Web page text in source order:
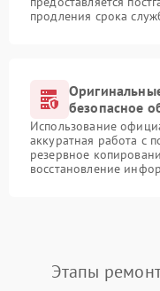
продления срока
безопасное
Использование
аккуратная работа с
резервное
восстановление
Этапы